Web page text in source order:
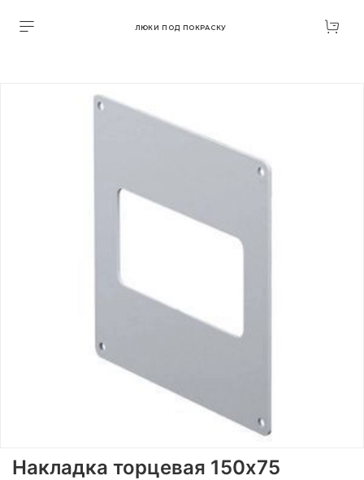
ЛЮКИ ПОД ПОКРАСКУ
Накладка торцевая 150х75